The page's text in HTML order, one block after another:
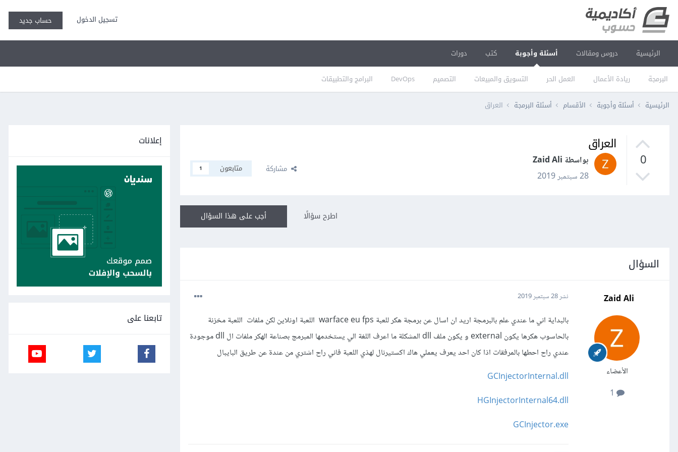
تسجيل الدخول حساب جديد
الرئيسية دروس ومقالات أسئلة وأجوبة
البرمجة ريادة الأعمال العمل الحر التسويق والمبيعات التصميم DevOps البرامج والتطبيقات
كتب دورات
الرئيسية أسئلة وأجوبة الأقسام أسئلة البرمجة العراق
0
العراق
بواسطة Zaid Ali
28 سبتمبر 2019
مشاركة متابعون 1
أجب على هذا السؤال اطرح سؤالًا
السؤال
Zaid Ali
الأعضاء
نشر28 سبتمبر 2019
بالبداية اني ما عندي علم بالبرمجة اريد ان اسال عن برمجة هكر للعبة warface eu fps اللعبة اونلاين لكن ملفات اللعبة مخزنة
بالحاسوب هكرها يكون external و يكون ملف dll المشكلة ما اعرف اللغة الي يستخدمها المبرمج بصناعة الهكر ملفات ال dll موجودة
عندي راح احطها بالمرفقات اذا كان احد يعرف يعملي هاك اكستيرنال لهذي اللعبة فاني راح اشتري من عندة عن طريق البايبال
GCInjectorInternal.dll
HGInjectorInternal64.dll
GCInjector.exe
إعلانات
تابعنا على